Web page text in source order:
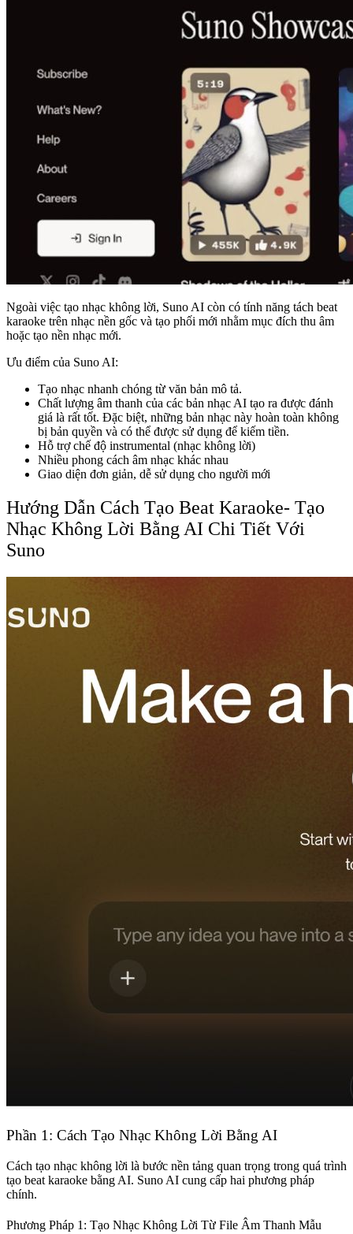
Ngoài việc tạo nhạc không lời, Suno AI còn có tính năng tách beat
karaoke trên nhạc nền gốc và tạo phối mới nhằm mục đích thu âm
hoặc tạo nền nhạc mới.
Ưu điểm của Suno AI:
Tạo nhạc nhanh chóng từ văn bản mô tả.
Chất lượng âm thanh của các bản nhạc AI tạo ra được đánh
giá là rất tốt. Đặc biệt, những bản nhạc này hoàn toàn không
bị bản quyền và có thể được sử dụng để kiếm tiền.
Hỗ trợ chế độ instrumental (nhạc không lời)
Nhiều phong cách âm nhạc khác nhau
Giao diện đơn giản, dễ sử dụng cho người mới
Hướng Dẫn Cách Tạo Beat Karaoke- Tạo
Nhạc Không Lời Bằng AI Chi Tiết Với
Suno
Phần 1: Cách Tạo Nhạc Không Lời Bằng AI
Cách tạo nhạc không lời là bước nền tảng quan trọng trong quá trình
tạo beat karaoke bằng AI. Suno AI cung cấp hai phương pháp
chính.
Phương Pháp 1: Tạo Nhạc Không Lời Từ File Âm Thanh Mẫu